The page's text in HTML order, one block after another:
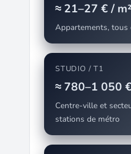
≈ 21–27 € / m²
Appartements,
STUDIO / T1
≈ 780–1 050
Centre-ville et
stations de métro